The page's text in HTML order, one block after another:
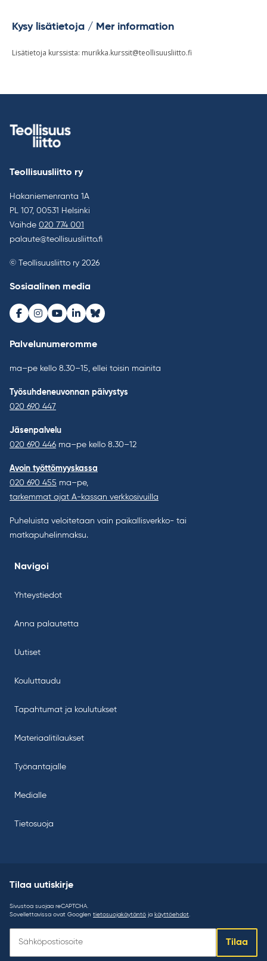
Kysy lisätietoja / Mer information
Lisätietoja kurssista: murikka.kurssit@teollisuusliitto.fi
Teollisuusliitto ry
Hakaniemenranta 1A
PL 107, 00531 Helsinki
Vaihde 020 774 001
palaute@teollisuusliitto.fi
© Teollisuusliitto ry 2026
Sosiaalinen media
Facebook
Instagram
Youtube
LinkedInBluesky
Palvelunumeromme
ma–pe kello 8.30–15, ellei toisin mainita
Työsuhdeneuvonnan päivystys
020 690 447
Jäsenpalvelu
020 690 446 ma–pe kello 8.30–12
Avoin työttömyyskassa
020 690 455 ma–pe,
tarkemmat ajat A-kassan verkkosivuilla
Puheluista veloitetaan vain paikallisverkko- tai
matkapuhelinmaksu.
Navigoi
Yhteystiedot
Anna palautetta
Uutiset
Kouluttaudu
Tapahtumat ja koulutukset
Materiaalitilaukset
Työnantajalle
Medialle
Tietosuoja
Tilaa uutiskirje
Sivustoa suojaa reCAPTCHA.
Sovellettavissa ovat Googlen tietosuojakäytäntö ja käyttöehdot
uutiskirje:
Tilaa